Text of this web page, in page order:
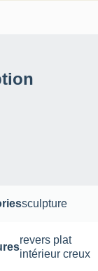
sculpture
revers plat
intérieur creux